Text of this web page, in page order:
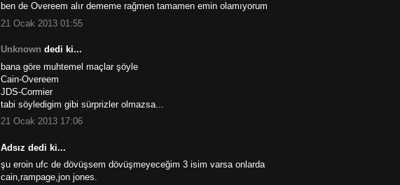
ben de Overeem alır dememe rağmen tamamen emin olamıyorum
21 Ocak 2013 01:55
Unknown dedi ki...
bana göre muhtemel maçlar şöyle
Cain-Overeem
JDS-Cormier
tabi söyledigim gibi sürprizler olmazsa...
21 Ocak 2013 17:06
Adsız dedi ki...
şu eroin ufc de dövüşsem dövüşmeyeceğim 3 isim varsa onlarda
cain,rampage,jon jones.